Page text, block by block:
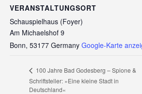
VERANSTALTUNGSORT
Schauspielhaus (Foyer)
Am Michaelshof 9
Bonn, 53177 Germany Google-Karte
100 Jahre Bad Godesberg – Spione &
Schriftsteller: »Eine kleine Stadt in
Deutschland«